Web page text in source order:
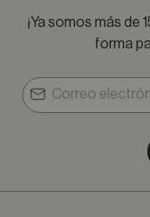
¡Ya somos más de
forma